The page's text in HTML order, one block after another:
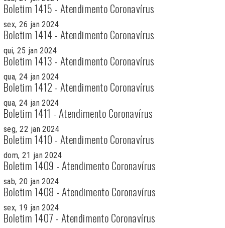
Boletim 1415 - Atendimento Coronavírus
sex, 26 jan 2024
Boletim 1414 - Atendimento Coronavírus
qui, 25 jan 2024
Boletim 1413 - Atendimento Coronavírus
qua, 24 jan 2024
Boletim 1412 - Atendimento Coronavírus
qua, 24 jan 2024
Boletim 1411 - Atendimento Coronavírus
seg, 22 jan 2024
Boletim 1410 - Atendimento Coronavírus
dom, 21 jan 2024
Boletim 1409 - Atendimento Coronavírus
sab, 20 jan 2024
Boletim 1408 - Atendimento Coronavírus
sex, 19 jan 2024
Boletim 1407 - Atendimento Coronavírus